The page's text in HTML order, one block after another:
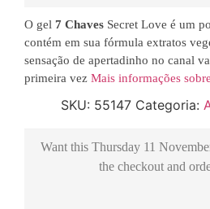
O gel 7 Chaves Secret Love é um
contém em sua fórmula extratos
sensação de apertadinho no canal
primeira vez Mais informações
SKU: 55147 Categoria:
Want this Thursday 11
the checkout and